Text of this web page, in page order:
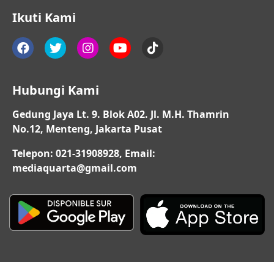
Ikuti Kami
Hubungi Kami
Gedung Jaya Lt. 9. Blok A02. Jl. M.H. Thamrin
No.12, Menteng, Jakarta Pusat
Telepon: 021-31908928, Email:
mediaquarta@gmail.com